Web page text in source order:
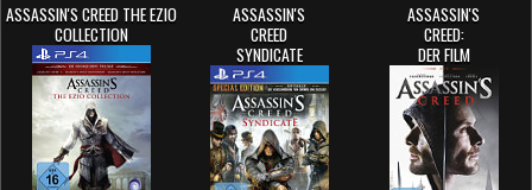
ASSASSIN'S CREED THE EZIO
COLLECTION
ASSASSIN'S
CREED
SYNDICATE
ASSASSIN'S
CREED:
DER FILM